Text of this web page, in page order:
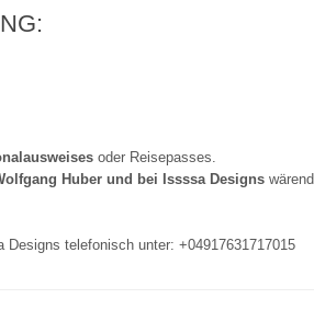
oder Reisepasses.
Huber und bei Issssa Designs wärend
telefonisch unter: +04917631717015